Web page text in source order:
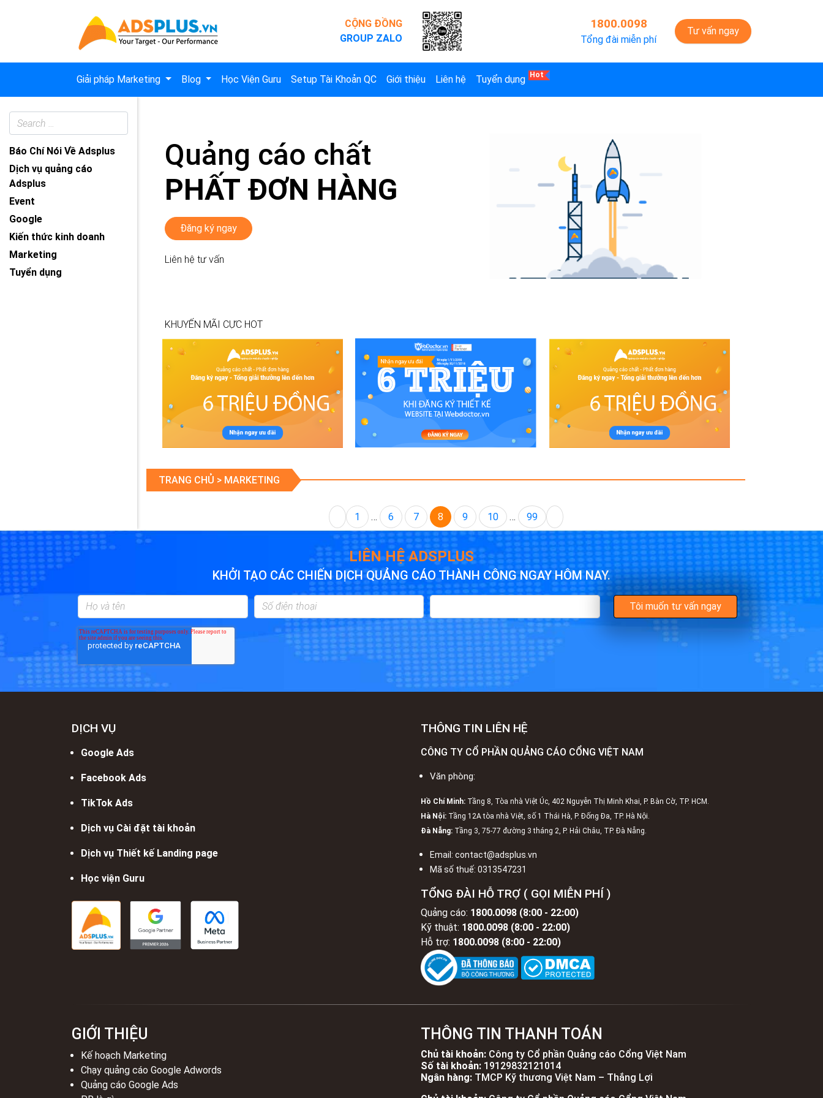
CỘNG ĐỒNG
GROUP ZALO
1800.0098
Tổng đài miễn phí
Tư vấn ngay
Giải pháp Marketing Blog Học Viện Guru Setup Tài Khoản QC Giới thiệu Liên hệ Tuyển dụng
Báo Chí Nói Về Adsplus
Dịch vụ quảng cáo
Adsplus
Event
Google
Kiến thức kinh doanh
Marketing
Tuyển dụng
Quảng cáo chất
PHẤT ĐƠN HÀNG
Đăng ký ngay
Liên hệ tư vấn
KHUYẾN MÃI CỰC HOT
TRANG CHỦ > MARKETING
1 … 6 7 8 9 10 … 99
LIÊN HỆ ADSPLUS
KHỞI TẠO CÁC CHIẾN DỊCH QUẢNG CÁO THÀNH CÔNG NGAY HÔM NAY.
DỊCH VỤ
Google Ads
Facebook Ads
TikTok Ads
Dịch vụ Cài đặt tài khoản
Dịch vụ Thiết kế Landing page
Học viện Guru
THÔNG TIN LIÊN HỆ
CÔNG TY CỔ PHẦN QUẢNG CÁO CỔNG VIỆT NAM
Văn phòng:
Hồ Chí Minh: Tầng 8, Tòa nhà Việt Úc, 402 Nguyễn Thị Minh Khai, P. Bàn Cờ, TP. HCM.
Hà Nội: Tầng 12A tòa nhà Việt, số 1 Thái Hà, P. Đống Đa, TP. Hà Nội.
Đà Nẵng: Tầng 3, 75-77 đường 3 tháng 2, P. Hải Châu, TP. Đà Nẵng.
Email: contact@adsplus.vn
Mã số thuế: 0313547231
TỔNG ĐÀI HỖ TRỢ ( GỌI MIỄN PHÍ )
Quảng cáo: 1800.0098 (8:00 - 22:00)
Kỹ thuật: 1800.0098 (8:00 - 22:00)
Hỗ trợ: 1800.0098 (8:00 - 22:00)
GIỚI THIỆU
Kế hoạch Marketing
Chạy quảng cáo Google Adwords
Quảng cáo Google Ads
THÔNG TIN THANH TOÁN
Chủ tài khoản: Công ty Cổ phần Quảng cáo Cổng Việt Nam
Số tài khoản: 19129832121014
Ngân hàng: TMCP Kỹ thương Việt Nam – Thắng Lợi